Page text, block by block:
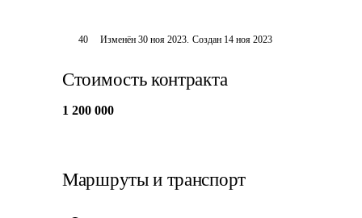
40 Изменён30 ноя 2023. Создан 14 ноя 2023
Стоимость контракта
1 200 000
Маршруты и транспорт